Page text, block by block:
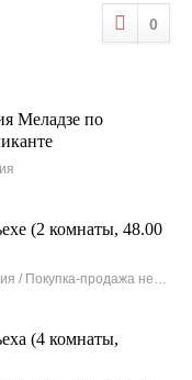
0
Меладзе по
(2 комнаты, 48.00
15.09.23, Частные объявления / Покупка-продажа недвижимости
(4 комнаты,